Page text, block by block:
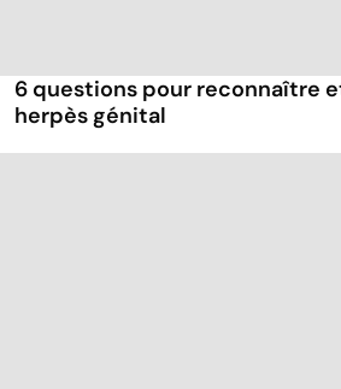
6 questions pour reconnaître
herpès génital